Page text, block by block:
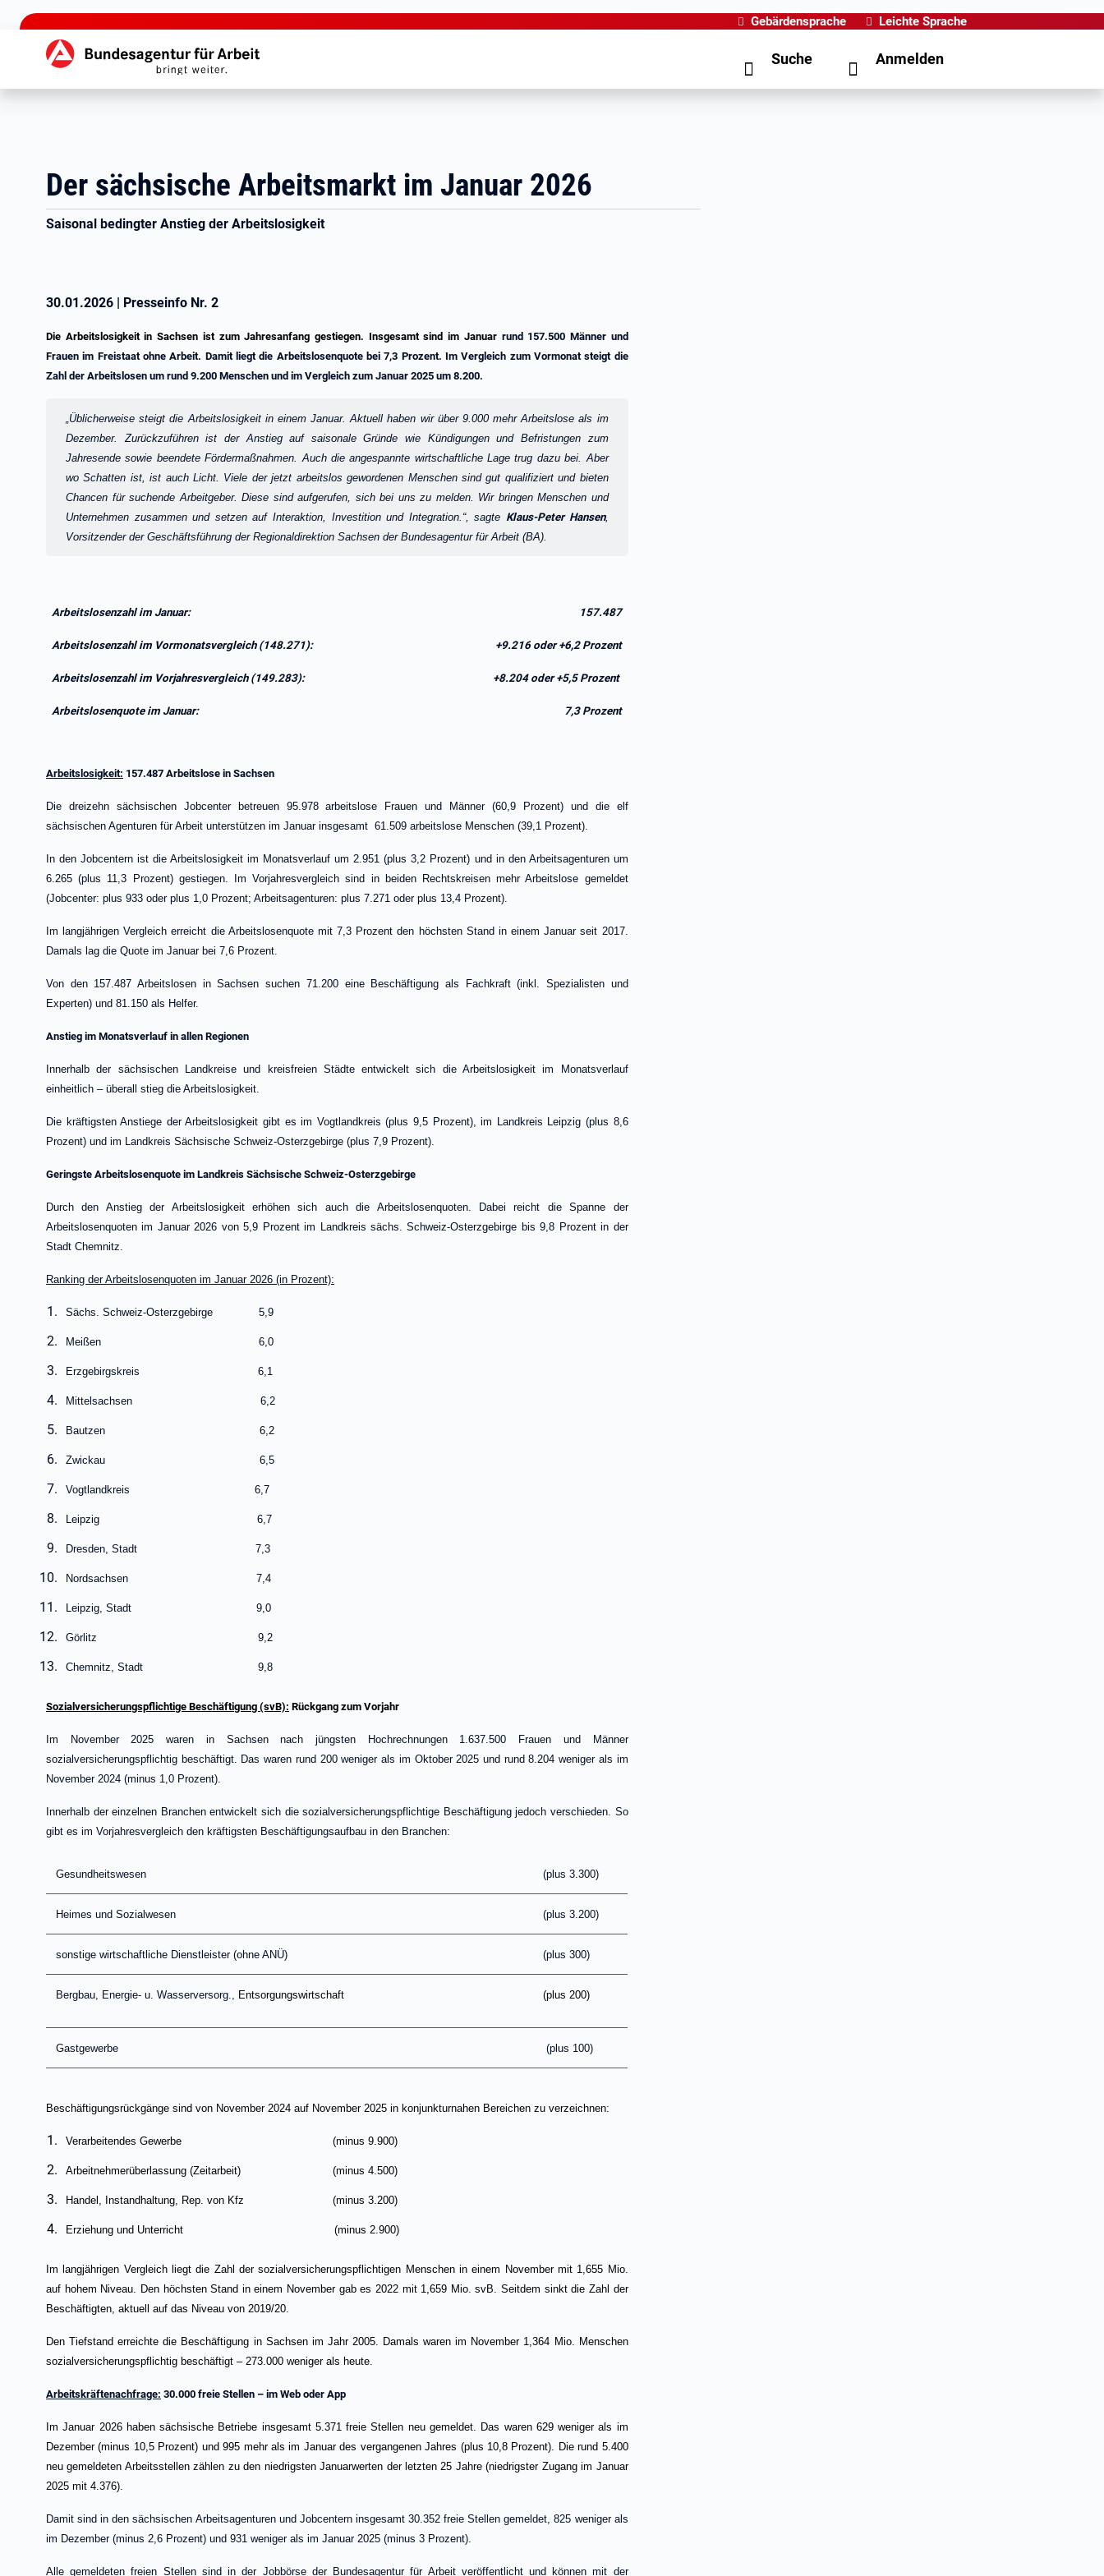
zu den Hauptinhalten springen
Gebärdensprache Leichte Sprache
Hauptnavigation Suche Anmelden
Der sächsische Arbeitsmarkt im Januar 2026
Saisonal bedingter Anstieg der Arbeitslosigkeit
30.01.2026 | Presseinfo Nr. 2
Die Arbeitslosigkeit in Sachsen ist zum Jahresanfang gestiegen. Insgesamt sind im Januar rund 157.500 Männer und
Frauen im Freistaat ohne Arbeit. Damit liegt die Arbeitslosenquote bei 7,3 Prozent. Im Vergleich zum Vormonat steigt die
Zahl der Arbeitslosen um rund 9.200 Menschen und im Vergleich zum Januar 2025 um 8.200.
Zitat:
„Üblicherweise steigt die Arbeitslosigkeit in einem Januar. Aktuell haben wir über 9.000 mehr Arbeitslose als im
Dezember. Zurückzuführen ist der Anstieg auf saisonale Gründe wie Kündigungen und Befristungen zum
Jahresende sowie beendete Fördermaßnahmen. Auch die angespannte wirtschaftliche Lage trug dazu bei. Aber
wo Schatten ist, ist auch Licht. Viele der jetzt arbeitslos gewordenen Menschen sind gut qualifiziert und bieten
Chancen für suchende Arbeitgeber. Diese sind aufgerufen, sich bei uns zu melden. Wir bringen Menschen und
Unternehmen zusammen und setzen auf Interaktion, Investition und Integration.“, sagte Klaus-Peter Hansen,
Vorsitzender der Geschäftsführung der Regionaldirektion Sachsen der Bundesagentur für Arbeit (BA).
Arbeitslosenzahl im Januar: 157.487
Arbeitslosenzahl im Vormonatsvergleich (148.271): +9.216 oder +6,2 Prozent
Arbeitslosenzahl im Vorjahresvergleich (149.283): +8.204 oder +5,5 Prozent
Arbeitslosenquote im Januar: 7,3 Prozent
Arbeitslosigkeit: 157.487 Arbeitslose in Sachsen
Die dreizehn sächsischen Jobcenter betreuen 95.978 arbeitslose Frauen und Männer (60,9 Prozent) und die elf
sächsischen Agenturen für Arbeit unterstützen im Januar insgesamt 61.509 arbeitslose Menschen (39,1 Prozent).
In den Jobcentern ist die Arbeitslosigkeit im Monatsverlauf um 2.951 (plus 3,2 Prozent) und in den Arbeitsagenturen um
6.265 (plus 11,3 Prozent) gestiegen. Im Vorjahresvergleich sind in beiden Rechtskreisen mehr Arbeitslose gemeldet
(Jobcenter: plus 933 oder plus 1,0 Prozent; Arbeitsagenturen: plus 7.271 oder plus 13,4 Prozent).
Im langjährigen Vergleich erreicht die Arbeitslosenquote mit 7,3 Prozent den höchsten Stand in einem Januar seit 2017.
Damals lag die Quote im Januar bei 7,6 Prozent.
Von den 157.487 Arbeitslosen in Sachsen suchen 71.200 eine Beschäftigung als Fachkraft (inkl. Spezialisten und
Experten) und 81.150 als Helfer.
Anstieg im Monatsverlauf in allen Regionen
Innerhalb der sächsischen Landkreise und kreisfreien Städte entwickelt sich die Arbeitslosigkeit im Monatsverlauf
einheitlich – überall stieg die Arbeitslosigkeit.
Die kräftigsten Anstiege der Arbeitslosigkeit gibt es im Vogtlandkreis (plus 9,5 Prozent), im Landkreis Leipzig (plus 8,6
Prozent) und im Landkreis Sächsische Schweiz-Osterzgebirge (plus 7,9 Prozent).
Geringste Arbeitslosenquote im Landkreis Sächsische Schweiz-Osterzgebirge
Durch den Anstieg der Arbeitslosigkeit erhöhen sich auch die Arbeitslosenquoten. Dabei reicht die Spanne der
Arbeitslosenquoten im Januar 2026 von 5,9 Prozent im Landkreis sächs. Schweiz-Osterzgebirge bis 9,8 Prozent in der
Stadt Chemnitz.
Ranking der Arbeitslosenquoten im Januar 2026 (in Prozent):
Sächs. Schweiz-Osterzgebirge 5,9
Meißen 6,0
Erzgebirgskreis 6,1
Mittelsachsen 6,2
Bautzen 6,2
Zwickau 6,5
Vogtlandkreis 6,7
Leipzig 6,7
Dresden, Stadt 7,3
Nordsachsen 7,4
Leipzig, Stadt 9,0
Görlitz 9,2
Chemnitz, Stadt 9,8
Sozialversicherungspflichtige Beschäftigung (svB): Rückgang zum Vorjahr
Im November 2025 waren in Sachsen nach jüngsten Hochrechnungen 1.637.500 Frauen und Männer
sozialversicherungspflichtig beschäftigt. Das waren rund 200 weniger als im Oktober 2025 und rund 8.204 weniger als im
November 2024 (minus 1,0 Prozent).
Innerhalb der einzelnen Branchen entwickelt sich die sozialversicherungspflichtige Beschäftigung jedoch verschieden. So
gibt es im Vorjahresvergleich den kräftigsten Beschäftigungsaufbau in den Branchen:
Gesundheitswesen (plus 3.300)
Heimes und Sozialwesen (plus 3.200)
sonstige wirtschaftliche Dienstleister (ohne ANÜ) (plus 300)
Bergbau, Energie- u. Wasserversorg., Entsorgungswirtschaft (plus 200)
Gastgewerbe (plus 100)
Beschäftigungsrückgänge sind von November 2024 auf November 2025 in konjunkturnahen Bereichen zu verzeichnen:
Verarbeitendes Gewerbe (minus 9.900)
Arbeitnehmerüberlassung (Zeitarbeit) (minus 4.500)
Handel, Instandhaltung, Rep. von Kfz (minus 3.200)
Erziehung und Unterricht (minus 2.900)
Im langjährigen Vergleich liegt die Zahl der sozialversicherungspflichtigen Menschen in einem November mit 1,655 Mio.
auf hohem Niveau. Den höchsten Stand in einem November gab es 2022 mit 1,659 Mio. svB. Seitdem sinkt die Zahl der
Beschäftigten, aktuell auf das Niveau von 2019/20.
Den Tiefstand erreichte die Beschäftigung in Sachsen im Jahr 2005. Damals waren im November 1,364 Mio. Menschen
sozialversicherungspflichtig beschäftigt – 273.000 weniger als heute.
Arbeitskräftenachfrage: 30.000 freie Stellen – im Web oder App
Im Januar 2026 haben sächsische Betriebe insgesamt 5.371 freie Stellen neu gemeldet. Das waren 629 weniger als im
Dezember (minus 10,5 Prozent) und 995 mehr als im Januar des vergangenen Jahres (plus 10,8 Prozent). Die rund 5.400
neu gemeldeten Arbeitsstellen zählen zu den niedrigsten Januarwerten der letzten 25 Jahre (niedrigster Zugang im Januar
2025 mit 4.376).
Damit sind in den sächsischen Arbeitsagenturen und Jobcentern insgesamt 30.352 freie Stellen gemeldet, 825 weniger als
im Dezember (minus 2,6 Prozent) und 931 weniger als im Januar 2025 (minus 3 Prozent).
Alle gemeldeten freien Stellen sind in der Jobbörse der Bundesagentur für Arbeit veröffentlicht und können mit der